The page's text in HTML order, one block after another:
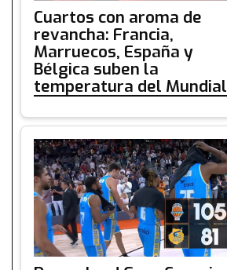
Cuartos con aroma de
revancha: Francia,
Marruecos, España y
Bélgica suben la
temperatura del Mundial